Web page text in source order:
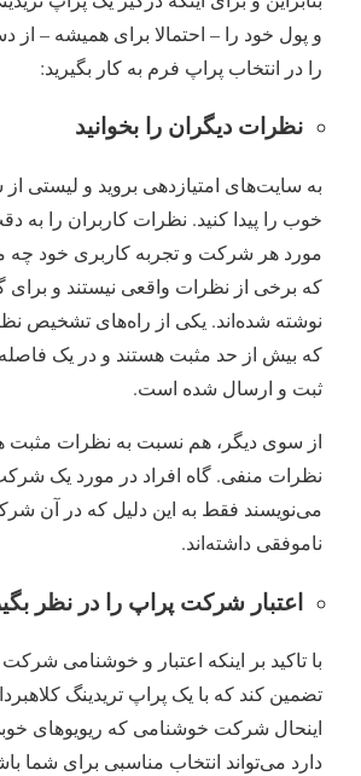
و پول خود را – احتمالا برای همیشه – از
را در انتخاب پراپ فرم به کار بگیرید:
نظرات دیگران را بخوانید
به سایت‌‌های امتیازدهی بروید و لیستی
خوب را پیدا کنید. نظرات کاربران را به دقت
مورد هر شرکت و تجربه کاربری خود چه
که برخی از نظرات واقعی نیستند و
نوشته ‌‌شده‌اند. یکی از راه‌‌های تشخیص
که بیش از حد مثبت هستند و در یک
ثبت و ارسال شده است.
از سوی دیگر، هم نسبت به نظرات مثبت
نظرات منفی. گاه افراد در مورد یک
می‌نویسند فقط به این دلیل که در آن
ناموفقی داشته‌اند.
اعتبار شرکت پراپ را در نظر
با تاکید بر اینکه اعتبار و خوشنامی
تضمین کند که با یک پراپ تریدینگ
اینحال شرکت خوشنامی ‌که ریویوهای
دارد می‌تواند انتخاب مناسبی برای شما